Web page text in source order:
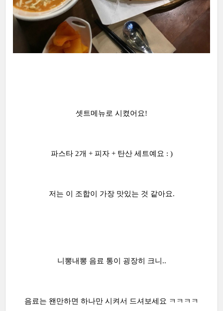
셋트메뉴로 시켰어요!
파스타 2개 + 피자 + 탄산 세트예요 : )
저는 이 조합이 가장 맛있는 것 같아요.
니뽕내뽕 음료 통이 굉장히 크니..
음료는 왠만하면 하나만 시켜서 드셔보세요 ㅋㅋㅋㅋ